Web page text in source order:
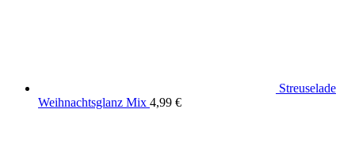
Streuselade
Weihnachtsglanz Mix 4,99 €